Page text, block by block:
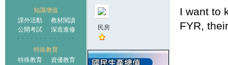
知識增值
課外活動
教材閱讀
公開考試
深造進修
特殊教育
特殊教育
資優教育
民房
I want to
FYR,